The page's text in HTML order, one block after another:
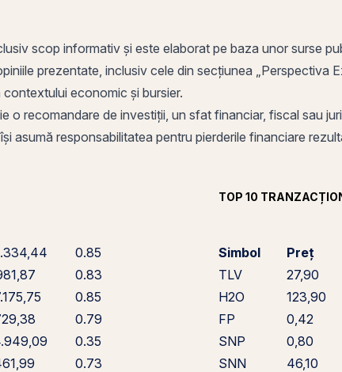
scop informativ și este elaborat pe baza unor surse
prezentate, inclusiv cele din secțiunea
contextului economic și bursier.
o recomandare de investiții, un sfat financiar, fiscal sau
asumă responsabilitatea pentru pierderile financiare
0.85
0.83
0.85
0.79
0.35
0.73
TOP 10
Simbol Preț
TLV
27,90
H2O
123,90
FP
0,42
SNP
0,80
SNN
46,10